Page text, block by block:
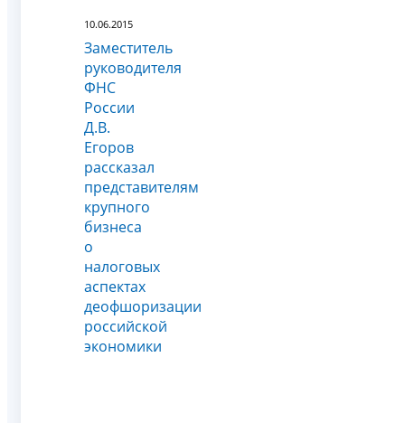
10.06.2015
Заместитель
руководителя
ФНС
России
Д.В.
Егоров
рассказал
представителям
крупного
бизнеса
о
налоговых
аспектах
деофшоризации
российской
экономики